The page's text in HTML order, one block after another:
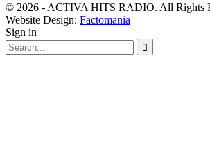
© 2026 - ACTIVA HITS RADIO. All Rights
Website Design: Factomania
Sign in